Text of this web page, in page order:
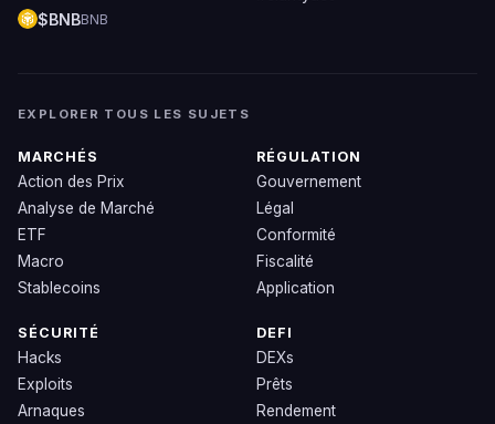
$BNBBNB
EXPLORER TOUS LES SUJETS
MARCHÉS
Action des Prix
Analyse de Marché
ETF
Macro
Stablecoins
RÉGULATION
Gouvernement
Légal
Conformité
Fiscalité
Application
SÉCURITÉ
Hacks
Exploits
Arnaques
DEFI
DEXs
Prêts
Rendement